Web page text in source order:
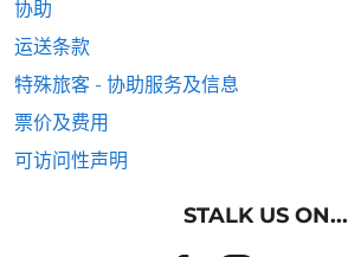
协助
运送条款
特殊旅客 - 协助服务及信息
票价及费用
可访问性声明
STALK US ON...